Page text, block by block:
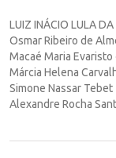
LUIZ INÁCIO LULA DA
Osmar Ribeiro de
Macaé Maria Evaristo
Márcia Helena
Simone Nassar Tebet
Alexandre Rocha